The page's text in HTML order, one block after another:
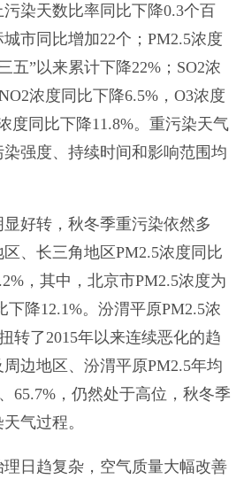
染天数比率同比下降0.3个百
市同比增加22个；PM2.5浓度
五”以来累计下降22%；SO2浓
浓度同比下降6.5%，O3浓度
度同比下降11.8%。重污染天气
强度、持续时间和影响范围均
转，秋冬季重污染依然多
、长三角地区PM2.5浓度同比
，其中，北京市PM2.5浓度为
下降12.1%。汾渭平原PM2.5浓
转了2015年以来连续恶化的趋
边地区、汾渭平原PM2.5年均
65.7%，仍然处于高位，秋冬季
气过程。
趋复杂，空气质量大幅改善